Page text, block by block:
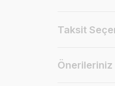
Taksit
Önerileriniz